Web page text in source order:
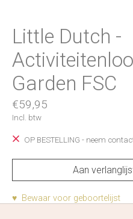
Little Dutch -
Garden FSC
€59,95
Incl. btw
OP BESTELLING - neem
Aan
♥ Bewaar voor geboortelijst